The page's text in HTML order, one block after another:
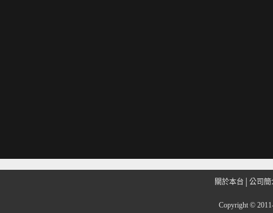
關於本台 公司簡
Copyright ©